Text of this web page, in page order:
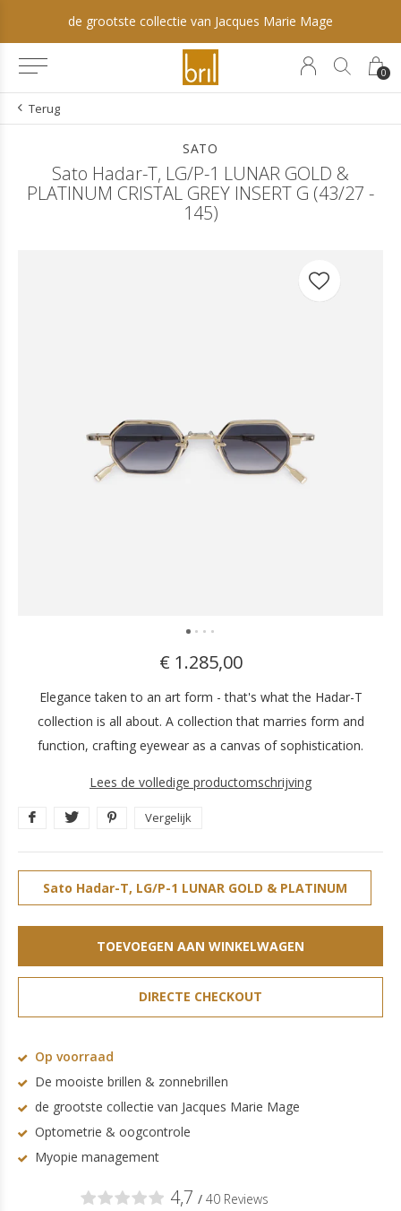
0
de grootste collectie van Jacques Marie Mage
Terug
SATO
Sato Hadar-T, LG/P-1 LUNAR GOLD &
PLATINUM CRISTAL GREY INSERT G (43/27 -
145)
€ 1.285,00
Elegance taken to an art form - that's what the Hadar-T
collection is all about. A collection that marries form and
function, crafting eyewear as a canvas of sophistication.
Lees de volledige productomschrijving
Vergelijk
Sato Hadar-T, LG/P-1 LUNAR GOLD & PLATINUM
TOEVOEGEN AAN WINKELWAGEN
DIRECTE CHECKOUT
Op voorraad
De mooiste brillen & zonnebrillen
de grootste collectie van Jacques Marie Mage
Optometrie & oogcontrole
Myopie management
4,7 / 40 Reviews